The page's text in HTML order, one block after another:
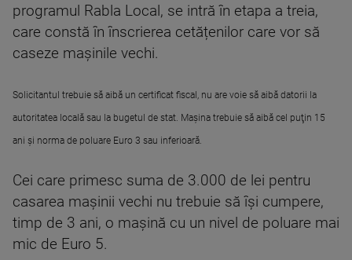
programul Rabla Local, se intră în etapa a treia,
care constă în înscrierea cetățenilor care vor să
caseze mașinile vechi.
Solicitantul trebuie să aibă un certificat fiscal, nu are voie să aibă datorii la
autoritatea locală sau la bugetul de stat. Maşina trebuie să aibă cel puţin 15
ani şi norma de poluare Euro 3 sau inferioară.
Cei care primesc suma de 3.000 de lei pentru
casarea mașinii vechi nu trebuie să își cumpere,
timp de 3 ani, o mașină cu un nivel de poluare mai
mic de Euro 5.